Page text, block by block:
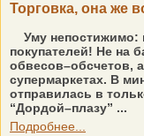
Торговка, она же
Уму
покупателей! Не на
обвесов–обсчетов,
супермаркетах. В
отправилась в
“Дордой–плазу” ...
Подробнее...